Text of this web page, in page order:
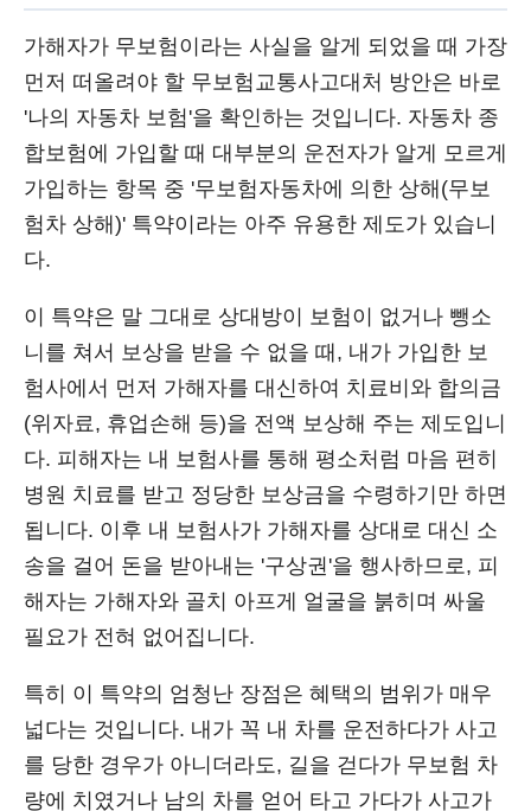
가해자가 무보험이라는 사실을 알게 되었을 때 가장
먼저 떠올려야 할 무보험교통사고대처 방안은 바로
'나의 자동차 보험'을 확인하는 것입니다. 자동차 종
합보험에 가입할 때 대부분의 운전자가 알게 모르게
가입하는 항목 중 '무보험자동차에 의한 상해(무보
험차 상해)' 특약이라는 아주 유용한 제도가 있습니
다.
이 특약은 말 그대로 상대방이 보험이 없거나 뺑소
니를 쳐서 보상을 받을 수 없을 때, 내가 가입한 보
험사에서 먼저 가해자를 대신하여 치료비와 합의금
(위자료, 휴업손해 등)을 전액 보상해 주는 제도입니
다. 피해자는 내 보험사를 통해 평소처럼 마음 편히
병원 치료를 받고 정당한 보상금을 수령하기만 하면
됩니다. 이후 내 보험사가 가해자를 상대로 대신 소
송을 걸어 돈을 받아내는 '구상권'을 행사하므로, 피
해자는 가해자와 골치 아프게 얼굴을 붉히며 싸울
필요가 전혀 없어집니다.
특히 이 특약의 엄청난 장점은 혜택의 범위가 매우
넓다는 것입니다. 내가 꼭 내 차를 운전하다가 사고
를 당한 경우가 아니더라도, 길을 걷다가 무보험 차
량에 치였거나 남의 차를 얻어 타고 가다가 사고가